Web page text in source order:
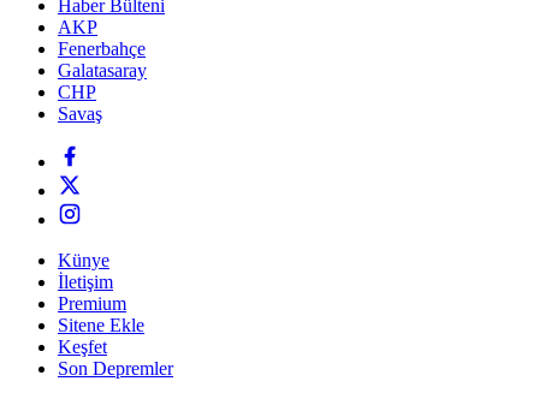
Haber Bülteni
AKP
Fenerbahçe
Galatasaray
CHP
Savaş
Künye
İletişim
Premium
Sitene Ekle
Keşfet
Son Depremler